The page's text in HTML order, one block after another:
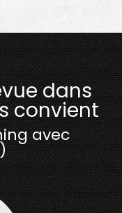
dans
convient
avec